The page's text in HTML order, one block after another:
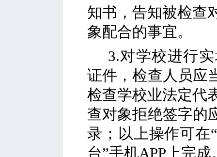
知书，告知被检查
象配合的事宜。
3.对学校进行
证件，检查人员应
检查学校业法定代
查对象拒绝签字的
录；以上操作可在
台”手机APP上完成